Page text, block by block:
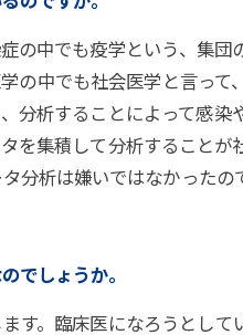
の中でも疫学という、集
の中でも社会医学と言っ
分析することによって感染
を集積して分析すること
分析は嫌いではなかった
でしょうか。
す。臨床医になろうとして